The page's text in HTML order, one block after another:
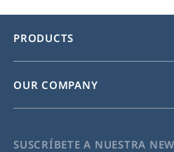
PRODUCTS
OUR COMPANY
SUSCRÍBETE A NUESTRA